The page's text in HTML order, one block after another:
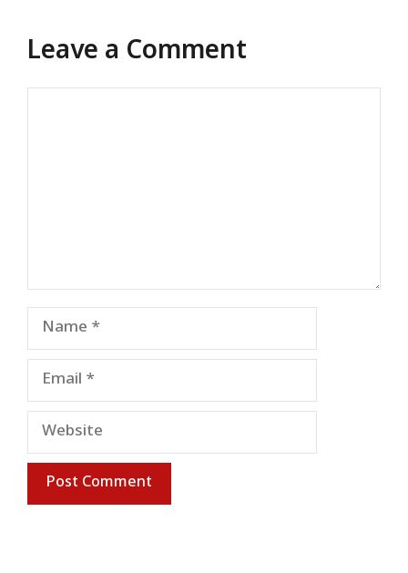
Leave a Comment
Name
Email
Website